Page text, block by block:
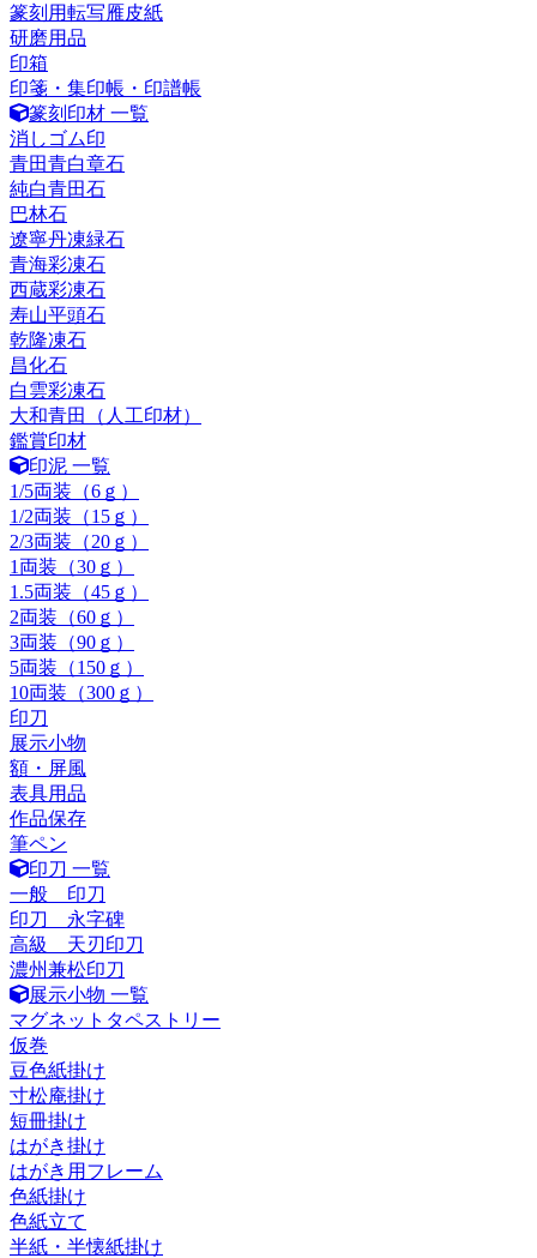
篆刻用転写雁皮紙
研磨用品
印箱
印箋・集印帳・印譜帳
篆刻印材 一覧
消しゴム印
青田青白章石
純白青田石
巴林石
遼寧丹凍緑石
青海彩凍石
西蔵彩凍石
寿山平頭石
乾隆凍石
昌化石
白雲彩凍石
大和青田（人工印材）
鑑賞印材
印泥 一覧
1/5両装（6ｇ）
1/2両装（15ｇ）
2/3両装（20ｇ）
1両装（30ｇ）
1.5両装（45ｇ）
2両装（60ｇ）
3両装（90ｇ）
5両装（150ｇ）
10両装（300ｇ）
印刀
展示小物
額・屏風
表具用品
作品保存
筆ペン
印刀 一覧
一般 印刀
印刀 永字碑
高級 天刃印刀
濃州兼松印刀
展示小物 一覧
マグネットタペストリー
仮巻
豆色紙掛け
寸松庵掛け
短冊掛け
はがき掛け
はがき用フレーム
色紙掛け
色紙立て
半紙・半懐紙掛け